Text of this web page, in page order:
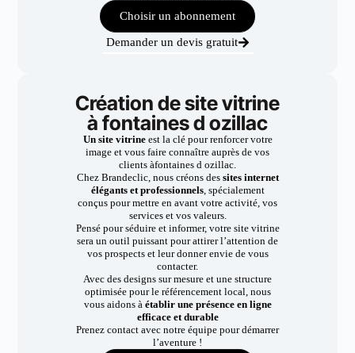
Choisir un abonnement
Demander un devis gratuit
Création de site vitrine
à fontaines d ozillac
Un site vitrineest la clé pour renforcer votre
image et vous faire connaître auprès de vos
clients àfontaines d ozillac.
Chez Brandeclic, nous créons dessites internet
élégants et professionnels, spécialement
conçus pour mettre en avant votre activité, vos
services et vos valeurs.
Pensé pour séduire et informer, votre site vitrine
sera un outil puissant pour attirer l’attention de
vos prospects et leur donner envie de vous
contacter.
Avec des designs sur mesure et une structure
optimisée pour le référencement local, nous
vous aidons à établir une présence en ligne
efficace et durable
Prenez contact avec notre équipe pour démarrer
l’aventure !